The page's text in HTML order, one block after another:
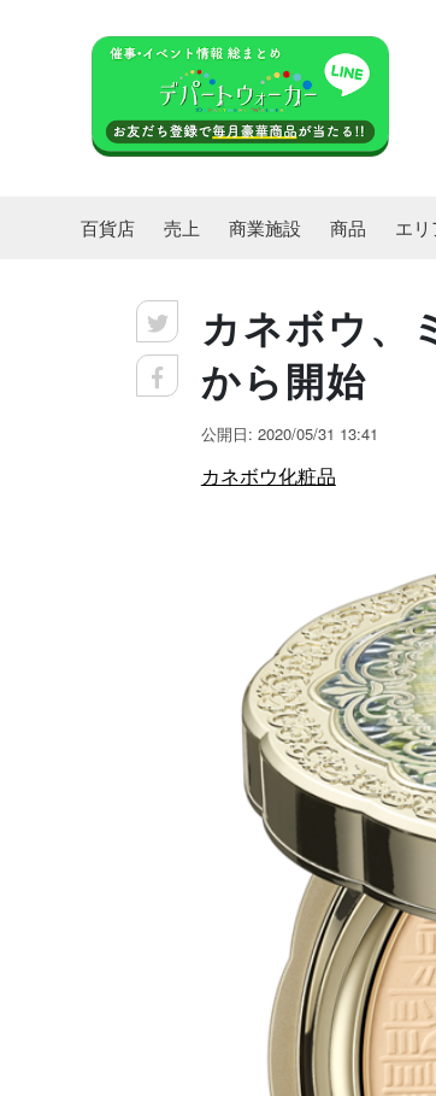
百貨店 売上 商業施設 商品 エリ
カネボウ、
から開始
公開日: 2020/05/31 13:41
カネボウ化粧品